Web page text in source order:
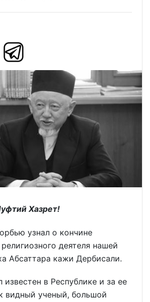
Хазрет!
узнал о кончине
деятеля нашей
Абсаттара кажи Дербисали.
в Республике и за ее
видный ученый, большой